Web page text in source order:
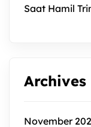
Saat Hamil
Archives
November